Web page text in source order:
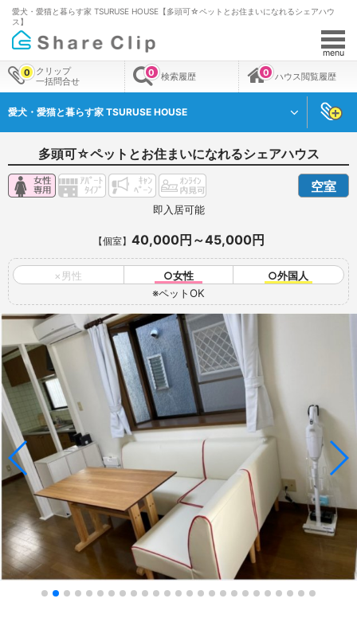
愛犬・愛猫と暮らす家 TSURUSE HOUSE【多頭可☆ペットとお住まいになれるシェアハウ
ス】
menu
クリップ
一括問合せ
0 検索履歴
0 ハウス閲覧履歴
0
愛犬・愛猫と暮らす家 TSURUSE HOUSE
多頭可☆ペットとお住まいになれるシェアハウス
空室
即入居可能
【個室】 40,000円～45,000円
×男性 ○女性
○外国人
※ペットOK